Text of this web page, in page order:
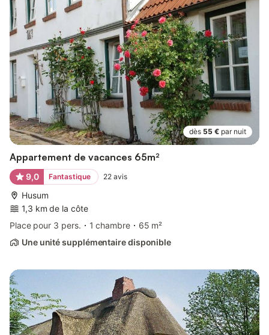
dès 55 € par nuit
Appartement de vacances 65m²
9,0 Fantastique 22 avis
Husum
1,3 km de la côte
Place pour 3 pers.
1 chambre
65 m²
Une unité supplémentaire disponible